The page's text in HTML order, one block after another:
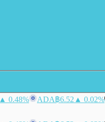
▲ 0.48% ADA฿6.52 ▲ 0.02%